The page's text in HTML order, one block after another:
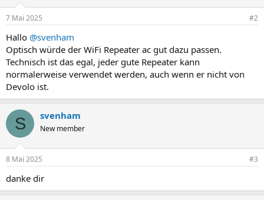
7 Mai 2025 #2
Hallo @svenham
Optisch würde der WiFi Repeater ac gut dazu passen.
Technisch ist das egal, jeder gute Repeater kann
normalerweise verwendet werden, auch wenn er nicht von
Devolo ist.
S svenham
New member
8 Mai 2025 #3
danke dir